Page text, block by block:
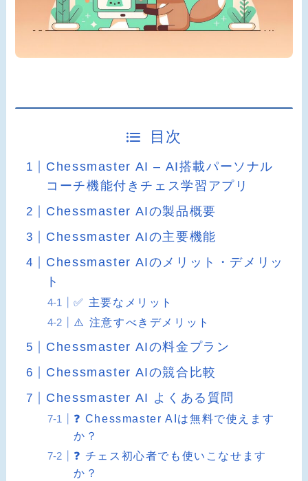
目次
Chessmaster AI – AI搭載パーソナル
コーチ機能付きチェス学習アプリ
Chessmaster AIの製品概要
Chessmaster AIの主要機能
Chessmaster AIのメリット・デメリッ
ト
✅ 主要なメリット
⚠️ 注意すべきデメリット
Chessmaster AIの料金プラン
Chessmaster AIの競合比較
Chessmaster AI よくある質問
❓ Chessmaster AIは無料で使えます
か？
❓ チェス初心者でも使いこなせます
か？